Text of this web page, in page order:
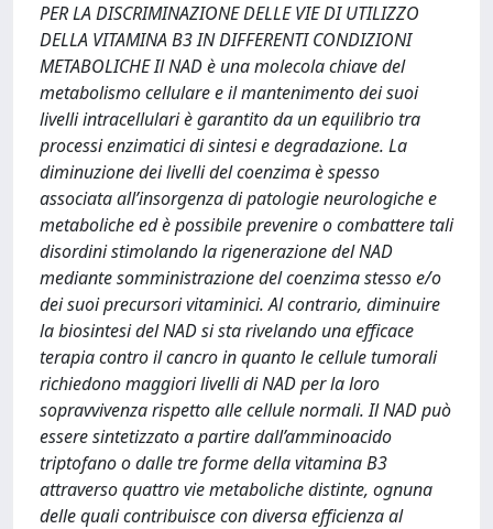
PER LA DISCRIMINAZIONE DELLE VIE DI UTILIZZO
DELLA VITAMINA B3 IN DIFFERENTI CONDIZIONI
METABOLICHE Il NAD è una molecola chiave del
metabolismo cellulare e il mantenimento dei suoi
livelli intracellulari è garantito da un equilibrio tra
processi enzimatici di sintesi e degradazione. La
diminuzione dei livelli del coenzima è spesso
associata all’insorgenza di patologie neurologiche e
metaboliche ed è possibile prevenire o combattere tali
disordini stimolando la rigenerazione del NAD
mediante somministrazione del coenzima stesso e/o
dei suoi precursori vitaminici. Al contrario, diminuire
la biosintesi del NAD si sta rivelando una efficace
terapia contro il cancro in quanto le cellule tumorali
richiedono maggiori livelli di NAD per la loro
sopravvivenza rispetto alle cellule normali. Il NAD può
essere sintetizzato a partire dall’amminoacido
triptofano o dalle tre forme della vitamina B3
attraverso quattro vie metaboliche distinte, ognuna
delle quali contribuisce con diversa efficienza al